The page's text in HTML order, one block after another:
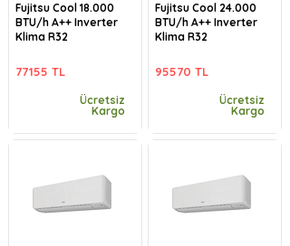
Fujitsu Cool 18.000
BTU/h A++ Inverter
Klima R32
77155 TL
Ücretsiz
Kargo
Fujitsu Cool 24.000
BTU/h A++ Inverter
Klima R32
95570 TL
Ücretsiz
Kargo